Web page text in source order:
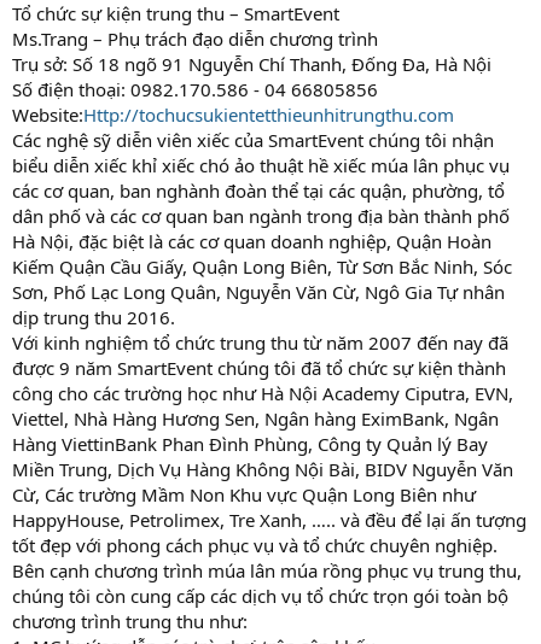
Tổ chức sự kiện trung thu – SmartEvent
Ms.Trang – Phụ trách đạo diễn chương trình
Trụ sở: Số 18 ngõ 91 Nguyễn Chí Thanh, Đống Đa, Hà Nội
Số điện thoại: 0982.170.586 - 04 66805856
Website:Http://tochucsukientetthieunhitrungthu.com
Các nghệ sỹ diễn viên xiếc của SmartEvent chúng tôi nhận
biểu diễn xiếc khỉ xiếc chó ảo thuật hề xiếc múa lân phục vụ
các cơ quan, ban nghành đoàn thể tại các quận, phường, tổ
dân phố và các cơ quan ban ngành trong địa bàn thành phố
Hà Nội, đặc biệt là các cơ quan doanh nghiệp, Quận Hoàn
Kiếm Quận Cầu Giấy, Quận Long Biên, Từ Sơn Bắc Ninh, Sóc
Sơn, Phố Lạc Long Quân, Nguyễn Văn Cừ, Ngô Gia Tự nhân
dịp trung thu 2016.
Với kinh nghiệm tổ chức trung thu từ năm 2007 đến nay đã
được 9 năm SmartEvent chúng tôi đã tổ chức sự kiện thành
công cho các trường học như Hà Nội Academy Ciputra, EVN,
Viettel, Nhà Hàng Hương Sen, Ngân hàng EximBank, Ngân
Hàng ViettinBank Phan Đình Phùng, Công ty Quản lý Bay
Miền Trung, Dịch Vụ Hàng Không Nội Bài, BIDV Nguyễn Văn
Cừ, Các trường Mầm Non Khu vực Quận Long Biên như
HappyHouse, Petrolimex, Tre Xanh, ….. và đều để lại ấn tượng
tốt đẹp với phong cách phục vụ và tổ chức chuyên nghiệp.
Bên cạnh chương trình múa lân múa rồng phục vụ trung thu,
chúng tôi còn cung cấp các dịch vụ tổ chức trọn gói toàn bộ
chương trình trung thu như: